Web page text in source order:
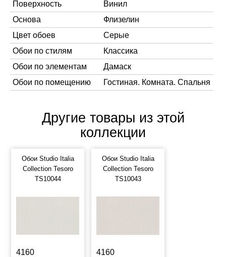
Поверхность
Винил
Основа
Флизелин
Цвет обоев
Серые
Обои по стилям
Классика
Обои по элементам
Дамаск
Обои по помещению
Гостиная. Комната. Спальня
Другие товары из этой
коллекции
Обои Studio Italia
Collection Tesoro
TS10044
4160
Обои Studio Italia
Collection Tesoro
TS10043
4160